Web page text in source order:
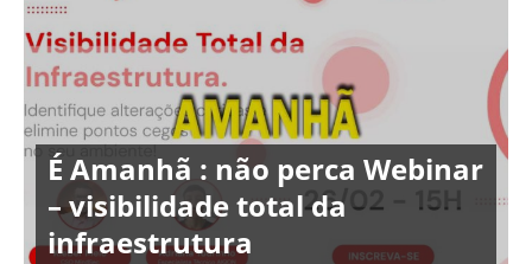
É Amanhã : não perca Webinar
– visibilidade total da
infraestrutura